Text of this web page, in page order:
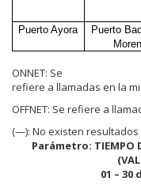
Puerto Ayora
Puerto
ONNET: Se
refiere a llamadas en la
OFFNET: Se refiere a
(—): No existen resultados
Parámetro: TIEMPO
01 –